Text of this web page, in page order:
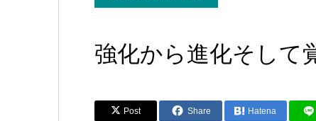
強化から進化そして
Post Share Hatena